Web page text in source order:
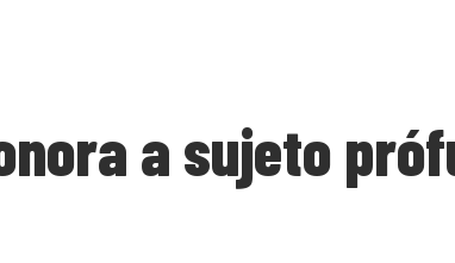
a sujeto